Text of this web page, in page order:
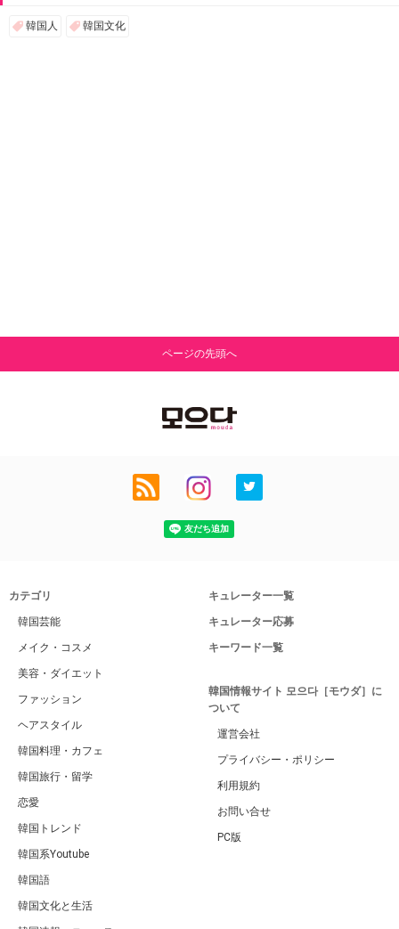
韓国人 韓国文化
ページの先頭へ
カテゴリ
韓国芸能
メイク・コスメ
美容・ダイエット
ファッション
ヘアスタイル
韓国料理・カフェ
韓国旅行・留学
恋愛
韓国トレンド
韓国系Youtube
韓国語
韓国文化と生活
キュレーター一覧
キュレーター応募
キーワード一覧
韓国情報サイト 모으다［モウダ］に
ついて
運営会社
プライバシー・ポリシー
利用規約
お問い合せ
PC版